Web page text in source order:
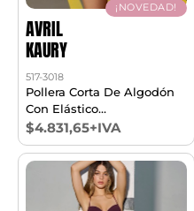
¡NOVEDAD!
AVRIL
KAURY
517-3018
Pollera Corta De Algodón
Con Elástico
Personalizado. T1/4
$4.831,65+IVA